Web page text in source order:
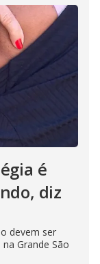
é
diz
devem ser
Grande São